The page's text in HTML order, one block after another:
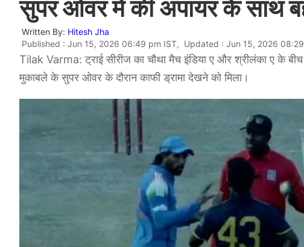
सुपर ओवर में की अंपायर के साथ
Written By: Hitesh Jha
Published : Jun 15, 2026 06:49 pm IST, Updated : Jun 15, 2026
Tilak Varma: ट्राई सीरीज का चौथा मैच इंडिया ए और श्रीलंका ए के
मुकाबले के सुपर ओवर के दौरान काफी ड्रामा देखने को मिला।